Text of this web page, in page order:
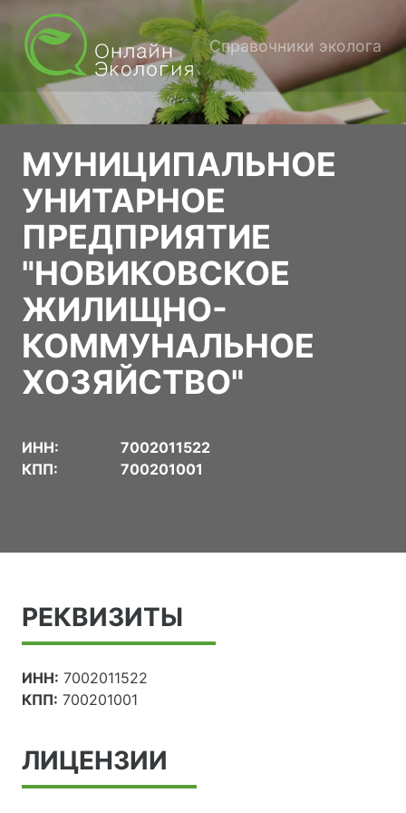
Справочники эколога
МУНИЦИПАЛЬНОЕ
УНИТАРНОЕ
ПРЕДПРИЯТИЕ
"НОВИКОВСКОЕ
ЖИЛИЩНО-
КОММУНАЛЬНОЕ
ХОЗЯЙСТВО"
ИНН:
7002011522
КПП:
700201001
РЕКВИЗИТЫ
ИНН: 7002011522
КПП: 700201001
ЛИЦЕНЗИИ